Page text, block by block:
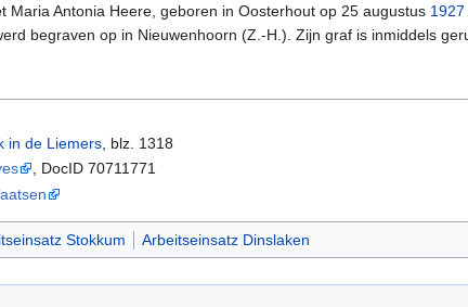
Maria Antonia Heere, geboren in Oosterhout op 25 augustus 1927
begraven op in Nieuwenhoorn (Z.-H.). Zijn graf is inmiddels
in de Liemers , blz. 1318
, DocID 70711771
Stokkum Arbeitseinsatz Dinslaken